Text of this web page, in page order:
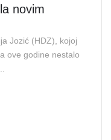
novim
Jozić (HDZ), kojoj
ove godine nestalo